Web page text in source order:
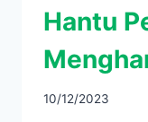
Hantu
10/12/2023